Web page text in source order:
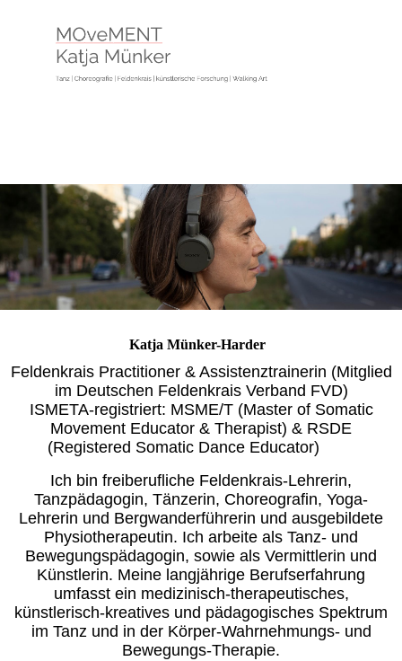
Katja Münker-Harder
Feldenkrais Practitioner & Assistenztrainerin (Mitglied
im Deutschen Feldenkrais Verband FVD)
ISMETA-registriert: MSME/T (Master of Somatic
Movement Educator & Therapist) & RSDE
(Registered Somatic Dance Educator)
Ich bin freiberufliche Feldenkrais-Lehrerin,
Tanzpädagogin, Tänzerin, Choreografin, Yoga-
Lehrerin und Bergwanderführerin und ausgebildete
Physiotherapeutin. Ich arbeite als Tanz- und
Bewegungspädagogin, sowie als Vermittlerin und
Künstlerin. Meine langjährige Berufserfahrung
umfasst ein medizinisch-therapeutisches,
künstlerisch-kreatives und pädagogisches Spektrum
im Tanz und in der Körper-Wahrnehmungs- und
Bewegungs-Therapie.